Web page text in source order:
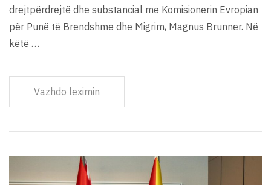
drejtpërdrejtë dhe substancial me Komisionerin Evropian
për Punë të Brendshme dhe Migrim, Magnus Brunner. Në
këtë …
Vazhdo leximin